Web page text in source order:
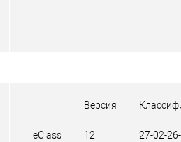
Версия
eClass 12 27-02-